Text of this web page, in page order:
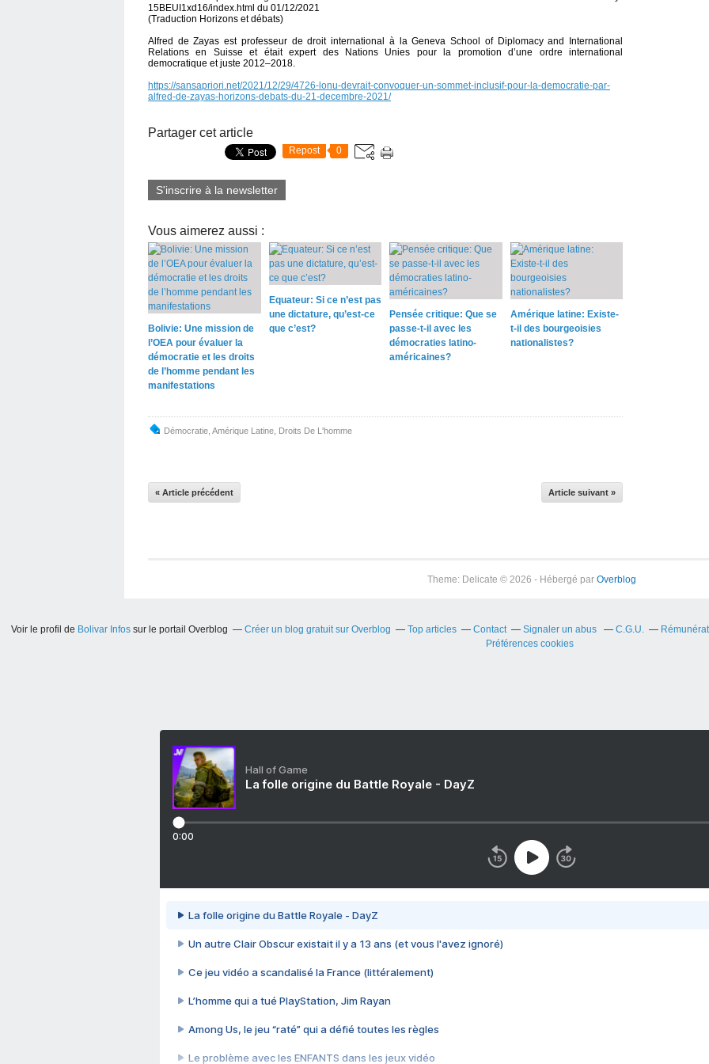
15BEUI1xd16/index.html du 01/12/2021
(Traduction Horizons et débats)
Alfred de Zayas est professeur de droit international à la Geneva School of Diplomacy and International
Relations en Suisse et était expert des Nations Unies pour la promotion d’une ordre international
democratique et juste 2012–2018.
https://sansapriori.net/2021/12/29/4726-lonu-devrait-convoquer-un-sommet-inclusif-pour-la-democratie-par-
alfred-de-zayas-horizons-debats-du-21-decembre-2021/
Partager cet article
Repost 0
S'inscrire à la newsletter
Vous aimerez aussi :
Bolivie: Une mission de
l’OEA pour évaluer la
démocratie et les droits
de l’homme pendant les
manifestations
Equateur: Si ce n’est pas
une dictature, qu’est-ce
que c’est?
Pensée critique: Que se
passe-t-il avec les
démocraties latino-
américaines?
Amérique latine: Existe-
t-il des bourgeoisies
nationalistes?
Démocratie Amérique Latine Droits De L'homme
« Article précédent Article suivant »
Theme: Delicate © 2026 - Hébergé par Overblog
Voir le profil de Bolivar Infossur le portail Overblog Créer un blog gratuit sur Overblog Top articles Contact Signaler un abus C.G.U.
Préférences cookies
Hall of Game
La folle origine du Battle Royale - DayZ
0:00
La folle origine du Battle Royale - DayZ
Un autre Clair Obscur existait il y a 13 ans (et vous l'avez ignoré)
Ce jeu vidéo a scandalisé la France (littéralement)
L’homme qui a tué PlayStation, Jim Rayan
Among Us, le jeu “raté” qui a défié toutes les règles
Le problème avec les ENFANTS dans les jeux vidéo